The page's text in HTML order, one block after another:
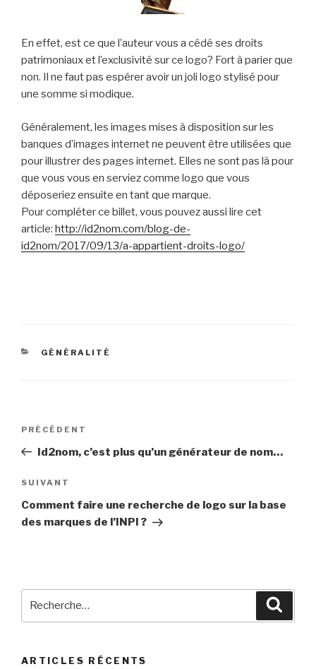
En effet, est ce que l’auteur vous a cédé ses droits
patrimoniaux et l’exclusivité sur ce logo? Fort à parier que
non. Il ne faut pas espérer avoir un joli logo stylisé pour
une somme si modique.
Généralement, les images mises à disposition sur les
banques d’images internet ne peuvent être utilisées que
pour illustrer des pages internet. Elles ne sont pas là pour
que vous vous en serviez comme logo que vous
déposeriez ensuite en tant que marque.
Pour compléter ce billet, vous pouvez aussi lire cet
article: http://id2nom.com/blog-de-
id2nom/2017/09/13/a-appartient-droits-logo/
CATÉGORIES
GÉNÉRALITÉ
Navigation
Article
précédent
PRÉCÉDENT
Id2nom, c’est plus qu’un générateur de nom…
Article
suivant
SUIVANT
Comment faire une recherche de logo sur la base
des marques de l’INPI ?
ARTICLES RÉCENTS